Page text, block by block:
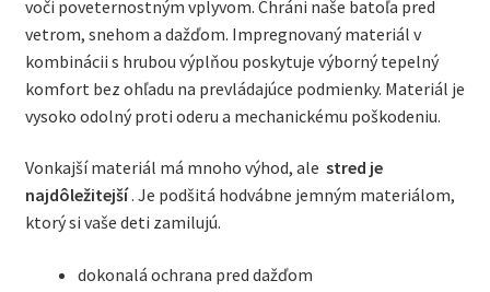
voči poveternostným vplyvom. Chráni naše batoľa pred
vetrom, snehom a dažďom. Impregnovaný materiál v
kombinácii s hrubou výplňou poskytuje výborný tepelný
komfort bez ohľadu na prevládajúce podmienky. Materiál je
vysoko odolný proti oderu a mechanickému poškodeniu.
Vonkajší materiál má mnoho výhod, ale stred je
najdôležitejší. Je podšitá hodvábne jemným materiálom,
ktorý si vaše deti zamilujú.
dokonalá ochrana pred dažďom